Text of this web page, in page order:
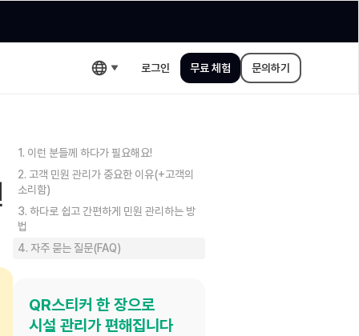
로그인 무료 체험 문의하기
1. 이런 분들께 하다가 필요해요!
2. 고객 민원 관리가 중요한 이유(+고객의
소리함)
3. 하다로 쉽고 간편하게 민원 관리하는 방
법
4. 자주 묻는 질문(FAQ)
QR스티커 한 장으로
시설 관리가 편해집니다